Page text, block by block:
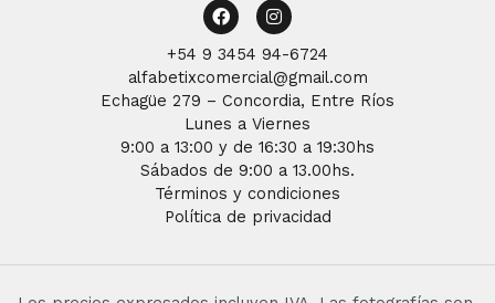
FacebookInstagram
+54 9 3454 94-6724
alfabetixcomercial@gmail.com
Echagüe 279 – Concordia, Entre Ríos
Lunes a Viernes
9:00 a 13:00 y de 16:30 a 19:30hs
Sábados de 9:00 a 13.00hs.
Términos y condiciones
Política de privacidad